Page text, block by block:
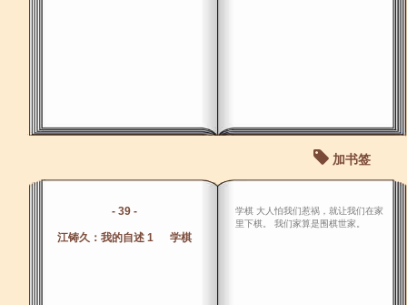
加书签
- 39 -
江铸久：我的自述 1 学棋
学棋 大人怕我们惹祸，就让我们在家
里下棋。 我们家算是围棋世家。